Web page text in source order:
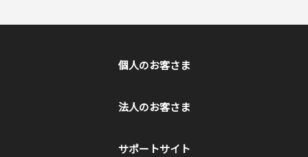
個人のお客さま
法人のお客さま
サポートサイト